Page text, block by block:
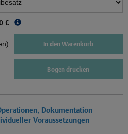
€
In den Warenkorb
Bogen drucken
Dokumentation
Voraussetzungen